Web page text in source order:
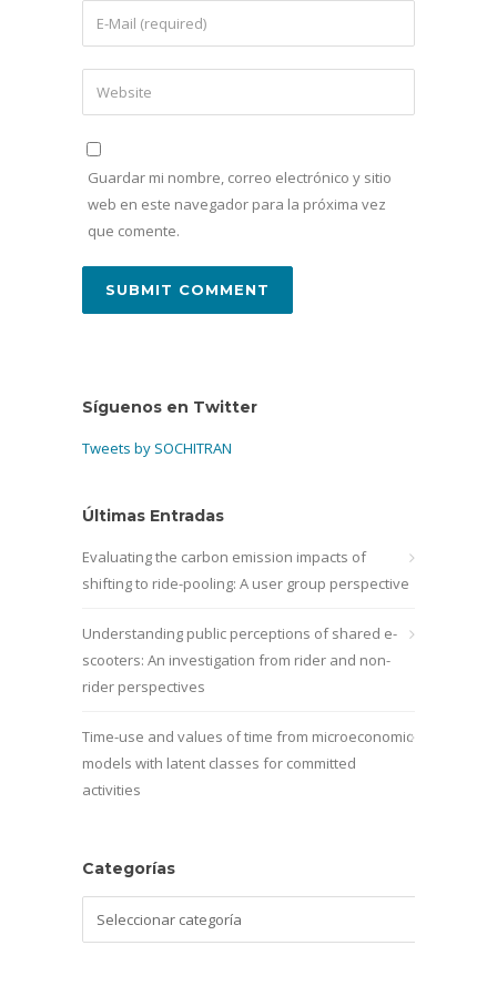
Guardar mi nombre, correo electrónico y sitio
web en este navegador para la próxima vez
que comente.
Síguenos en Twitter
Tweets by SOCHITRAN
Últimas Entradas
Evaluating the carbon emission impacts of
shifting to ride-pooling: A user group perspective
Understanding public perceptions of shared e-
scooters: An investigation from rider and non-
rider perspectives
Time-use and values of time from microeconomic
models with latent classes for committed
activities
Categorías